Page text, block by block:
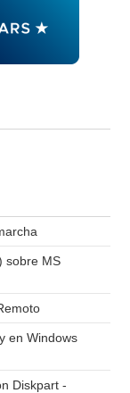
sobre MS
en Windows
Diskpart -